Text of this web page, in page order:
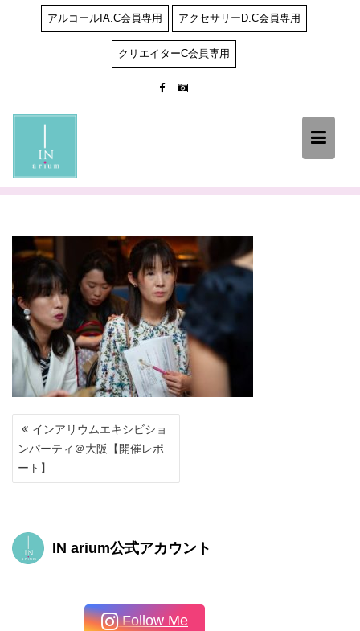
アルコールIA.C会員専用 アクセサリーD.C会員専用
クリエイターC会員専用
投
稿
ナ
ビ
シ
ョ
ン
インアリウムエキシビショ
ンパーティ＠大阪【開催レポ
ート】
IN arium公式アカウント
Follow Me